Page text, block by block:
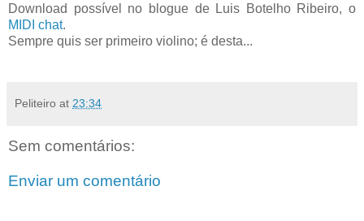
Download possível no blogue de Luis Botelho Ribeiro, o
MIDI chat.
Sempre quis ser primeiro violino; é desta...
Peliteiro at 23:34
Sem comentários:
Enviar um comentário